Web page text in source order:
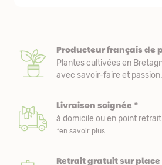
Producteur français de
Plantes cultivées en
avec savoir-faire et passion.
Livraison soignée *
à domicile ou en point retrait
*en savoir plus
Retrait gratuit sur place